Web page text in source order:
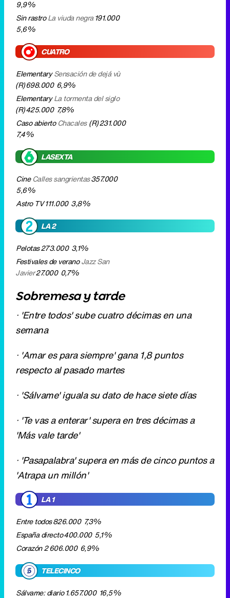
Elementary
(R)698.000 6,9%
Elementary
Caso abiertoChacales
7,4%
LASEXTA
CineCalles sangrientas
5,6%
Astro TV
LA 2
Pelotas273.000 3,1%
Festivales de verano
Javier27.000 0,7%
Sobremesa y tarde
· 'Entre todos' sube cuatro décimas en una
semana
respecto al pasado martes
· 'Sálvame' iguala su dato de hace siete días
· 'Te vas a enterar' supera en tres décimas a
'Más vale tarde'
· 'Pasapalabra' supera en más de cinco puntos a
'Atrapa un millón'
LA 1
España directo400.000 5,1%
Corazón 2 606.000 6,9%
TELECINCO
Sálvame: diario1.657.000 16,5%
Pasapalabra verano1.545.000
Amar es para siempre1.636.000
13,7%